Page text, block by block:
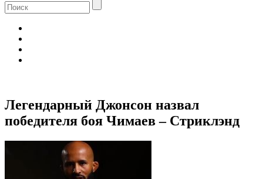
Легендарный Джонсон назвал
победителя боя Чимаев – Стриклэнд